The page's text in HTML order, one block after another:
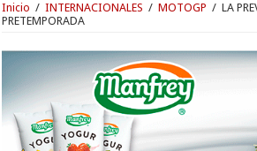
Inicio / INTERNACIONALES / MOTOGP / LA
PRETEMPORADA